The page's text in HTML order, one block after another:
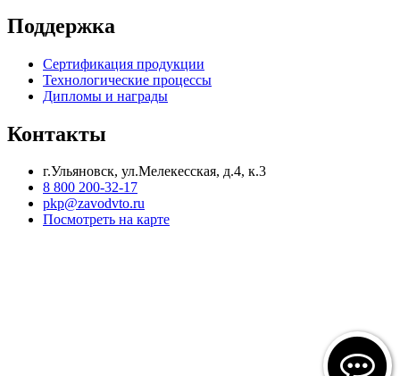
Поддержка
Сертификация продукции
Технологические процессы
Дипломы и награды
Контакты
г.Ульяновск, ул.Мелекесская, д.4, к.3
8 800 200-32-17
pkp@zavodvto.ru
Посмотреть на карте
ООО «ПКП «Завод ВТО». Их полное или частичное
воспроизведение в любом виде без предварительного
письменного согласия ООО «ПКП «Завод ВТО» не